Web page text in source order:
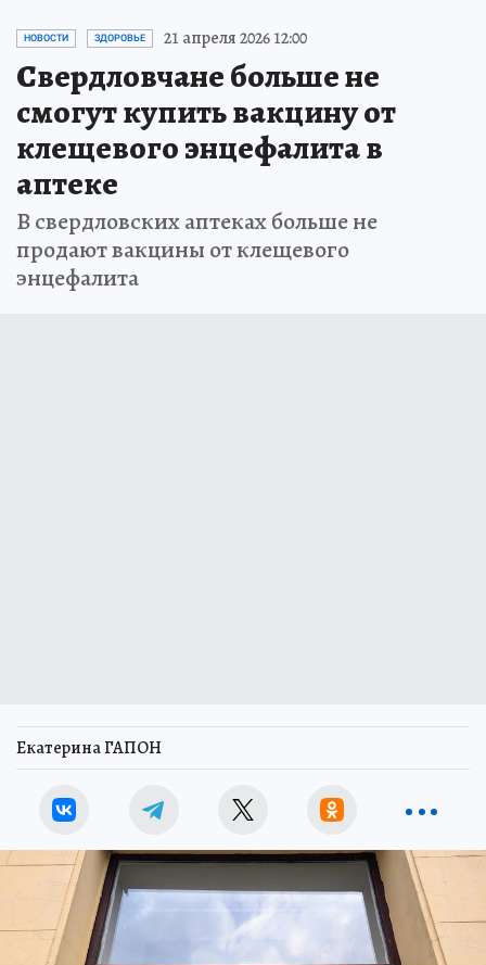
НОВОСТИ ЗДОРОВЬЕ 21 апреля 2026 12:00
Свердловчане больше не
смогут купить вакцину от
клещевого энцефалита в
аптеке
В свердловских аптеках больше не
продают вакцины от клещевого
энцефалита
Екатерина ГАПОН